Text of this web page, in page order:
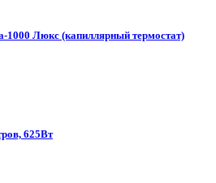
Люкс (капиллярный термостат)
625Вт